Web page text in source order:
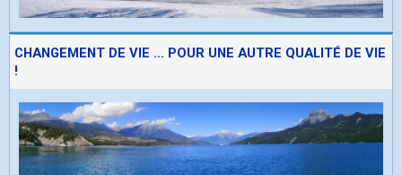
CHANGEMENT DE VIE ... POUR UNE AUTRE QUALITÉ DE VIE
!